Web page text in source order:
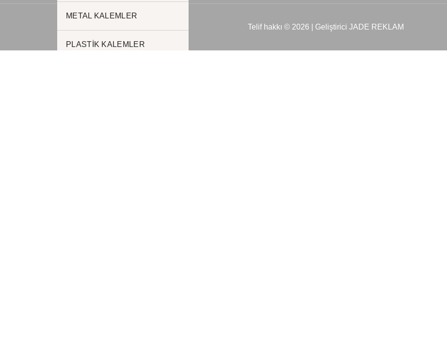
METAL KALEMLER
PLASTİK KALEMLER
Telif hakkı © 2026 | Geliştirici JADE REKLAM